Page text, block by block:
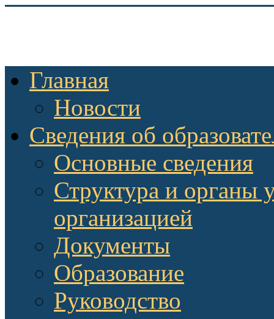
Главная
Новости
Сведения об
Основные сведения
Структура и органы
организацией
Документы
Образование
Руководство